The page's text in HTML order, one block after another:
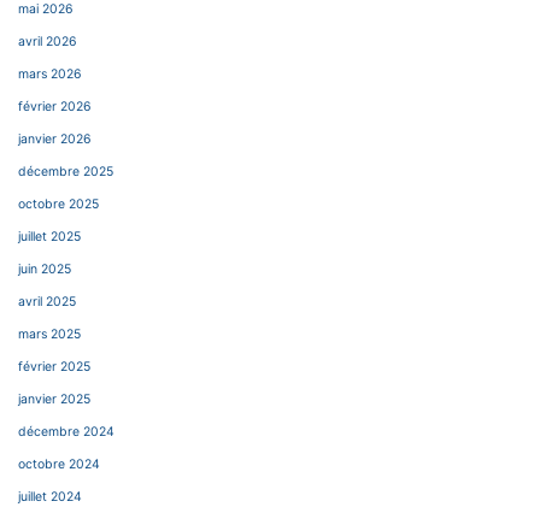
mai 2026
avril 2026
mars 2026
février 2026
janvier 2026
décembre 2025
octobre 2025
juillet 2025
juin 2025
avril 2025
mars 2025
février 2025
janvier 2025
décembre 2024
octobre 2024
juillet 2024